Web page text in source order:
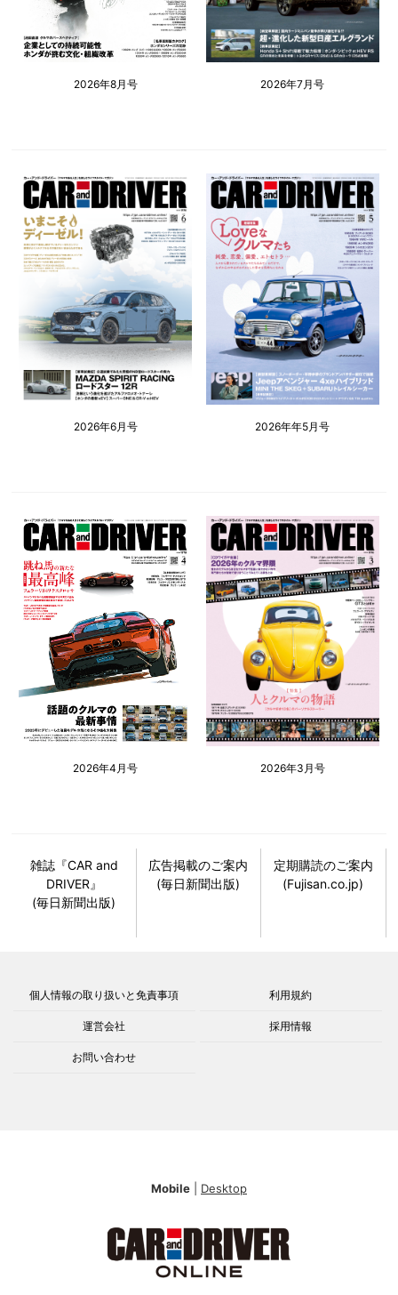
2026年8月号 2026年7月号
2026年6月号 2026年年5月号
2026年4月号 2026年3月号
雑誌『CAR and
DRIVER』
(毎日新聞出版)
広告掲載のご案内
(毎日新聞出版)
定期購読のご案内
(Fujisan.co.jp)
個人情報の取り扱いと免責事項 利用規約
運営会社 採用情報
お問い合わせ
Mobile Desktop